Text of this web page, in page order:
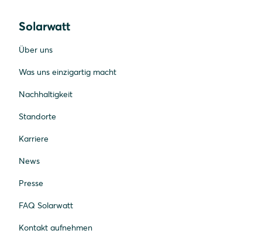
Solarwatt
Über uns
Was uns einzigartig macht
Nachhaltigkeit
Standorte
Karriere
News
Presse
FAQ Solarwatt
Kontakt aufnehmen